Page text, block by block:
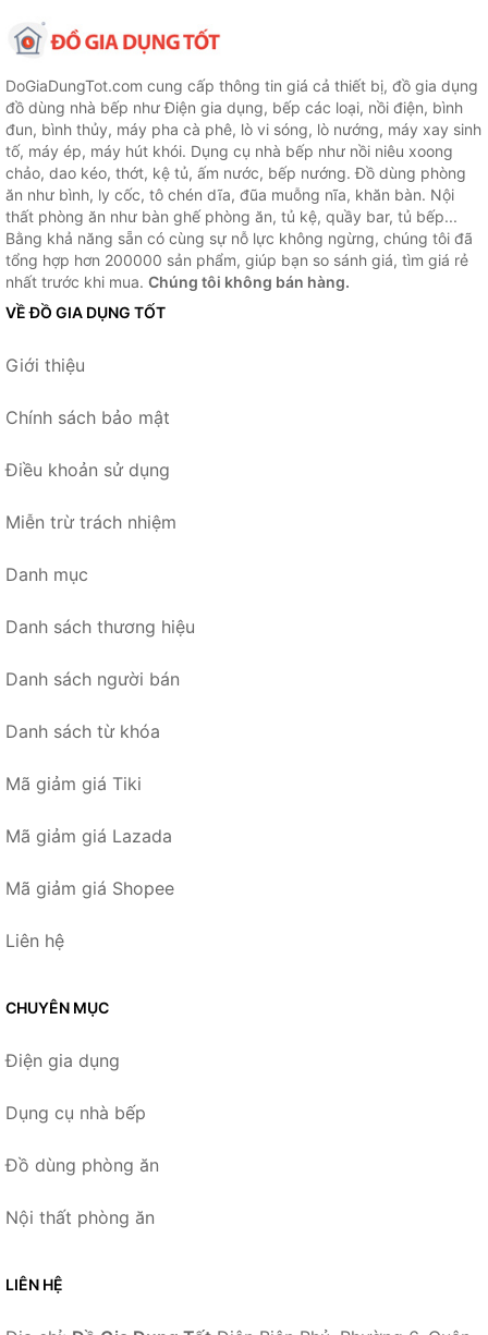
DoGiaDungTot.com cung cấp thông tin giá cả thiết bị, đồ gia dụng
đồ dùng nhà bếp như Điện gia dụng, bếp các loại, nồi điện, bình
đun, bình thủy, máy pha cà phê, lò vi sóng, lò nướng, máy xay sinh
tố, máy ép, máy hút khói. Dụng cụ nhà bếp như nồi niêu xoong
chảo, dao kéo, thớt, kệ tủ, ấm nước, bếp nướng. Đồ dùng phòng
ăn như bình, ly cốc, tô chén dĩa, đũa muỗng nĩa, khăn bàn. Nội
thất phòng ăn như bàn ghế phòng ăn, tủ kệ, quầy bar, tủ bếp...
Bằng khả năng sẵn có cùng sự nỗ lực không ngừng, chúng tôi đã
tổng hợp hơn 200000 sản phẩm, giúp bạn so sánh giá, tìm giá rẻ
nhất trước khi mua. Chúng tôi không bán hàng.
VỀ ĐỒ GIA DỤNG TỐT
Giới thiệu
Chính sách bảo mật
Điều khoản sử dụng
Miễn trừ trách nhiệm
Danh mục
Danh sách thương hiệu
Danh sách người bán
Danh sách từ khóa
Mã giảm giá Tiki
Mã giảm giá Lazada
Mã giảm giá Shopee
Liên hệ
CHUYÊN MỤC
Điện gia dụng
Dụng cụ nhà bếp
Đồ dùng phòng ăn
Nội thất phòng ăn
LIÊN HỆ